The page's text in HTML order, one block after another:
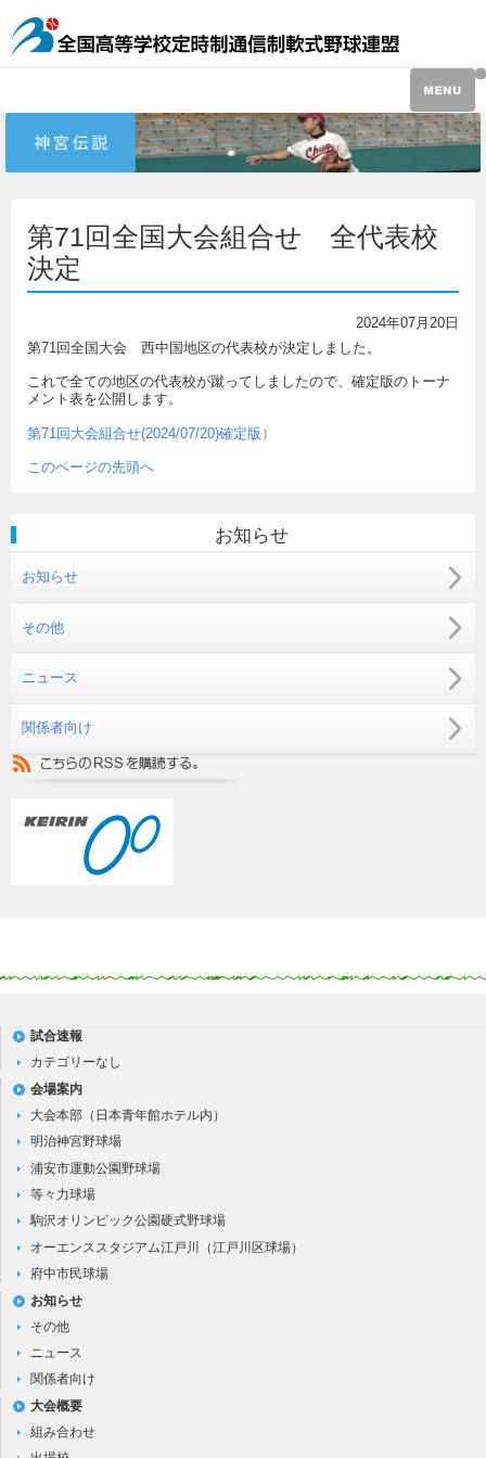
第71回全国大会組合せ 全代表校
決定
2024年07月20日
第71回全国大会 西中国地区の代表校が決定しました。
これで全ての地区の代表校が蹴ってしましたので、確定版のトーナ
メント表を公開します。
第71回大会組合せ(2024/07/20)確定版）
このページの先頭へ
お知らせ
お知らせ
その他
ニュース
関係者向け
試合速報
カテゴリーなし
会場案内
大会本部（日本青年館ホテル内）
明治神宮野球場
浦安市運動公園野球場
等々力球場
駒沢オリンピック公園硬式野球場
オーエンススタジアム江戸川（江戸川区球場）
府中市民球場
お知らせ
その他
ニュース
関係者向け
大会概要
組み合わせ